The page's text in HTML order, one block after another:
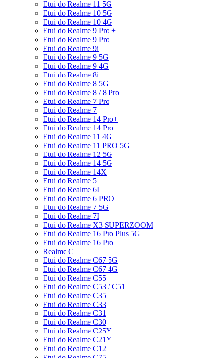
Etui do Realme 11 5G
Etui do Realme 10 5G
Etui do Realme 10 4G
Etui do Realme 9 Pro +
Etui do Realme 9 Pro
Etui do Realme 9i
Etui do Realme 9 5G
Etui do Realme 9 4G
Etui do Realme 8i
Etui do Realme 8 5G
Etui do Realme 8 / 8 Pro
Etui do Realme 7 Pro
Etui do Realme 7
Etui do Realme 14 Pro+
Etui do Realme 14 Pro
Etui do Realme 11 4G
Etui do Realme 11 PRO 5G
Etui do Realme 12 5G
Etui do Realme 14 5G
Etui do Realme 14X
Etui do Realme 5
Etui do Realme 6I
Etui do Realme 6 PRO
Etui do Realme 7 5G
Etui do Realme 7I
Etui do Realme X3 SUPERZOOM
Etui do Realme 16 Pro Plus 5G
Etui do Realme 16 Pro
Realme C
Etui do Realme C67 5G
Etui do Realme C67 4G
Etui do Realme C55
Etui do Realme C53 / C51
Etui do Realme C35
Etui do Realme C33
Etui do Realme C31
Etui do Realme C30
Etui do Realme C25Y
Etui do Realme C21Y
Etui do Realme C12